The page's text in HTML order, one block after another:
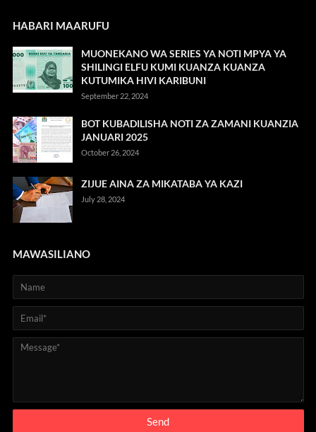
HABARI MAARUFU
MUONEKANO WA SERIES YA NOTI MPYA YA
SHILINGI ELFU KUMI KUANZA KUANZA
KUTUMIKA HIVI KARIBUNI
September 22, 2024
BOT KUBADILISHA NOTI ZA ZAMANI KUANZIA
JANUARI 2025
October 26, 2024
ZIJUE AINA ZA MIKATABA YA KAZI
July 28, 2024
MAWASILIANO